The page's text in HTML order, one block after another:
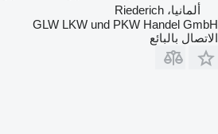
ألمانيا، Riederich
GLW LKW und PKW Handel GmbH
الاتصال بالبائع